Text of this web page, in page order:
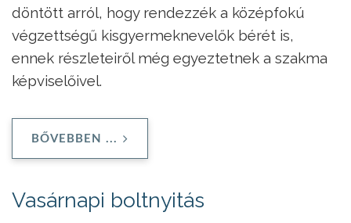
döntött arról, hogy rendezzék a középfokú
végzettségű kisgyermeknevelők bérét is,
ennek részleteiről még egyeztetnek a szakma
képviselőivel.
BŐVEBBEN ...
Vasárnapi boltnyitás